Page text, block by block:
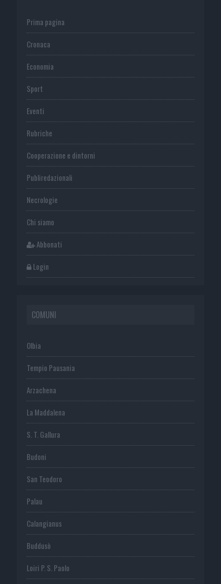
Prima pagina
Cronaca
Economia
Sport
Eventi
Rubriche
Cooperazione e dintorni
Publiredazionali
Necrologie
Chi siamo
Abbonati
Login
COMUNI
Olbia
Tempio Pausania
Arzachena
La Maddalena
S. T. Gallura
Budoni
San Teodoro
Palau
Calangianus
Buddusò
Loiri P. S. Paolo